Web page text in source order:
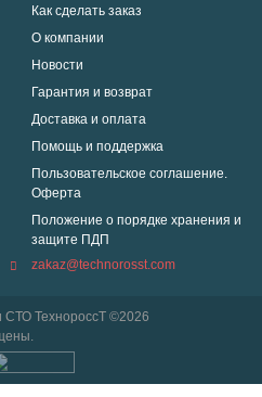
Как сделать заказ
О компании
Новости
Гарантия и возврат
Доставка и оплата
Помощь и поддержка
Пользовательское соглашение.
Оферта
Положение о порядке хранения и
защите ПДП
zakaz@technorosst.com
СТО ТехнороссТ ©2026